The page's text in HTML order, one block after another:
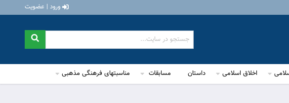
ورود | عضویت
اخلاق اسلامی داستان مسابقات مناسبتهای فرهنگی مذهبی